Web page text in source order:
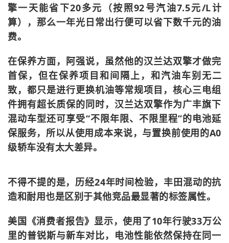
擎一天能省下20多元（按照92号汽油7.5元/L计
算），那么一年光日常出行便可以省下数千元的油
费。
在保养方面，阿强说，虽然他的汉兰达双擎才做完
首保，但在保养项目和间隔上，和汽油车别无二
致，都只是进行更换机油等常规项目，核心三电组
件拥有超长质保的同时，汉兰达双擎作为广丰旗下
混动车型还可享受“不限年限、不限里程”的电池延
保服务，所以从使用成本来说，与置换前使用的A0
级轿车没有太大差异。
不得不提的是，历经24年时间检验，丰田混动的抗
造和耐用也是区别于其他竞品最显著的标签属性。
美国《消费者报告》显示，使用了10年行驶33万公
里的普锐斯与新车对比，电池性能依然保持在同一